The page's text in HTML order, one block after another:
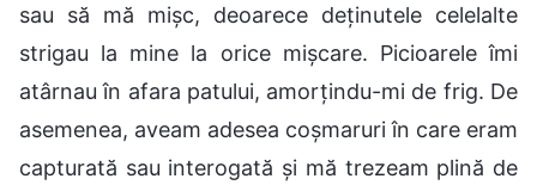
sau să mă mișc, deoarece deținutele celelalte
strigau la mine la orice mișcare. Picioarele îmi
atârnau în afara patului, amorțindu-mi de frig. De
asemenea, aveam adesea coșmaruri în care eram
capturată sau interogată și mă trezeam plină de